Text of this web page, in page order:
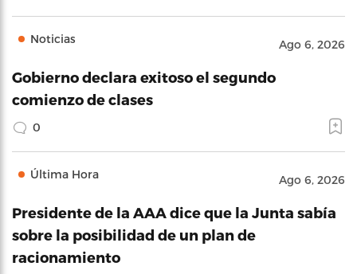
Noticias Ago 6, 2026
Gobierno declara exitoso el segundo
comienzo de clases
0
Última Hora Ago 6, 2026
Presidente de la AAA dice que la Junta sabía
sobre la posibilidad de un plan de
racionamiento